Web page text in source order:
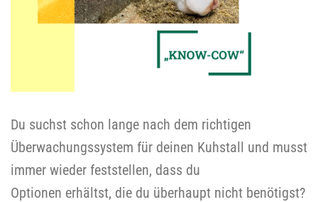
Du suchst schon lange nach dem richtigen
Überwachungssystem für deinen Kuhstall und musst
immer wieder feststellen, dass du
Optionen erhältst, die du überhaupt nicht benötigst?